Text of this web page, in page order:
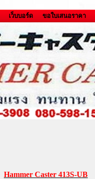
เว็บบอร์ด ขอใบเสนอราคา
Hammer Caster 413S-UB